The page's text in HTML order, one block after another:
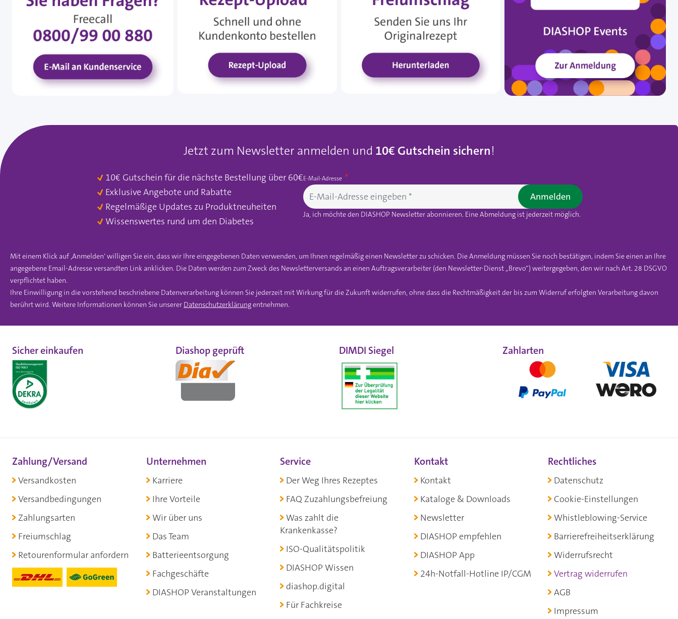
Jetzt zum Newsletter anmelden und 10€ Gutschein sichern!
10€ Gutschein für die nächste Bestellung über 60€
Exklusive Angebote und Rabatte
Regelmäßige Updates zu Produktneuheiten
Wissenswertes rund um den Diabetes
E-Mail-Adresse
Ja, ich möchte den DIASHOP Newsletter abonnieren. Eine Abmeldung ist jederzeit möglich.
Anmelden
Mit einem Klick auf ‚Anmelden‘ willigen Sie ein, dass wir Ihre eingegebenen Daten verwenden, um Ihnen regelmäßig einen Newsletter zu schicken. Die Anmeldung müssen Sie noch bestätigen, indem Sie einen an Ihre
angegebene Email-Adresse versandten Link anklicken. Die Daten werden zum Zweck des Newsletterversands an einen Auftragsverarbeiter (den Newsletter-Dienst „Brevo“) weitergegeben, den wir nach Art. 28 DSGVO
verpflichtet haben.
Ihre Einwilligung in die vorstehend beschriebene Datenverarbeitung können Sie jederzeit mit Wirkung für die Zukunft widerrufen, ohne dass die Rechtmäßigkeit der bis zum Widerruf erfolgten Verarbeitung davon
berührt wird. Weitere Informationen können Sie unserer Datenschutzerklärungentnehmen.
Sicher einkaufen Diashop geprüft DIMDI Siegel Zahlarten
Zahlung/Versand
Versandkosten
Versandbedingungen
Zahlungsarten
Freiumschlag
Retourenformular anfordern
Unternehmen
Karriere
Ihre Vorteile
Wir über uns
Das Team
Batterieentsorgung
Fachgeschäfte
DIASHOP Veranstaltungen
Service
Der Weg Ihres Rezeptes
FAQ Zuzahlungsbefreiung
Was zahlt die
Krankenkasse?
ISO-Qualitätspolitik
DIASHOP Wissen
diashop.digital
Für Fachkreise
Kontakt
Kontakt
Kataloge & Downloads
Newsletter
DIASHOP empfehlen
DIASHOP App
24h-Notfall-Hotline IP/CGM
Rechtliches
Datenschutz
Cookie-Einstellungen
Whistleblowing-Service
Barrierefreiheitserklärung
Widerrufsrecht
Vertrag widerrufen
AGB
Impressum